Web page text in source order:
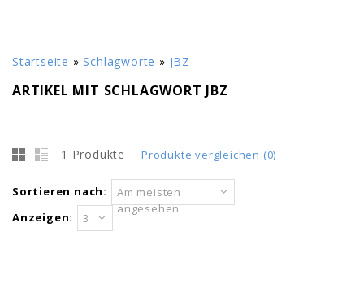
Startseite » Schlagworte » JBZ
ARTIKEL MIT SCHLAGWORT JBZ
1 Produkte Produkte vergleichen (0)
Sortieren nach:
Am meisten
angesehen
Anzeigen: 3